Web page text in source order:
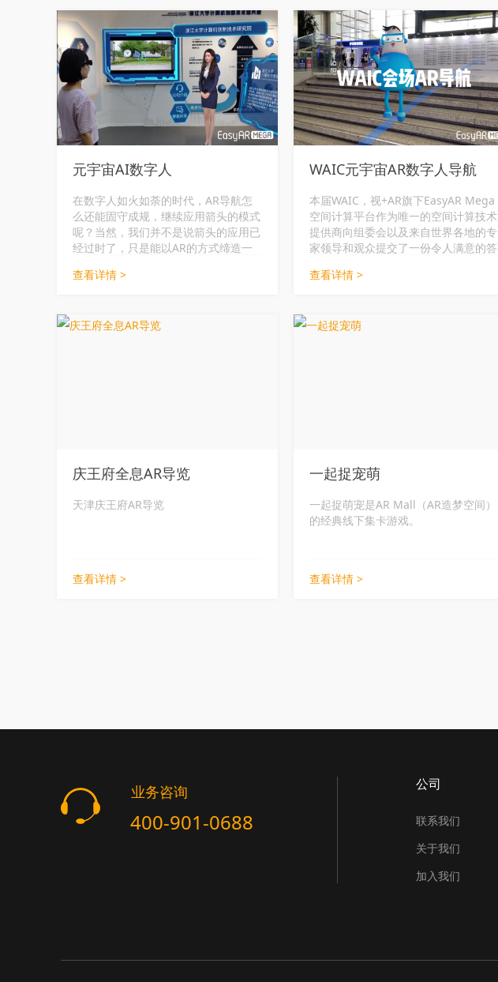
境。以上海浦东长泰广场为例，通过
Mega小程序产品，在现实世界画面上
叠加虚拟前进方向指示图标，极大地提
高导航路线的可视化和细节化展示程
度，形象易懂，路线清晰明了，给使用
者带来沉浸式的导航导览体验。AR导
航的实景导航方式，让室内外大型场所
格局一目了然，可以更加直观有效地带
领使用者前往目的地。视+AR Mega产
品目前可应用于商场、政府办公、医
院、机场、图书馆、仓库、停车场、博
物馆、景点、园区、写字楼等场所。
元宇宙AI数字人
在数字人如火如荼的时代，AR导航怎
么还能固守成规，继续应用箭头的模式
呢？当然，我们并不是说箭头的应用已
经过时了，只是能以AR的方式缔造一
意思更为精准的导航方式，不是更令人
查看详情 >
WAIC元宇宙AR数字人导航
本届WAIC，视+AR旗下EasyAR Mega
空间计算平台作为唯一的空间计算技术
提供商向组委会以及来自世界各地的专
家领导和观众提交了一份令人满意的答
据采集、精准的三维重建和大空间定位
分会场分别打造了丰富的元宇宙应用体
查看详情 >
庆王府全息AR导览
天津庆王府AR导览
查看详情 >
一起捉宠萌
一起捉萌宠是AR Mall（AR造梦空间）
的经典线下集卡游戏。
查看详情 >
业务咨询
400-901-0688
公司
联系我们
关于我们
加入我们